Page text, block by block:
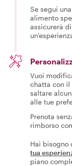
Se segui
alimento
assicurerà
Vuoi
chatta con il
saltare
alle tue
Prenota
rimborso
Hai bisogno
tua
piano